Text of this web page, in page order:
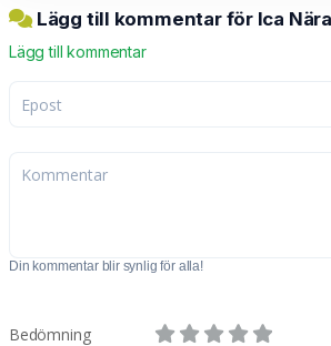
Lägg till kommentar för Ica
Lägg till kommentar
Din kommentar blir synlig för alla!
Bedömning